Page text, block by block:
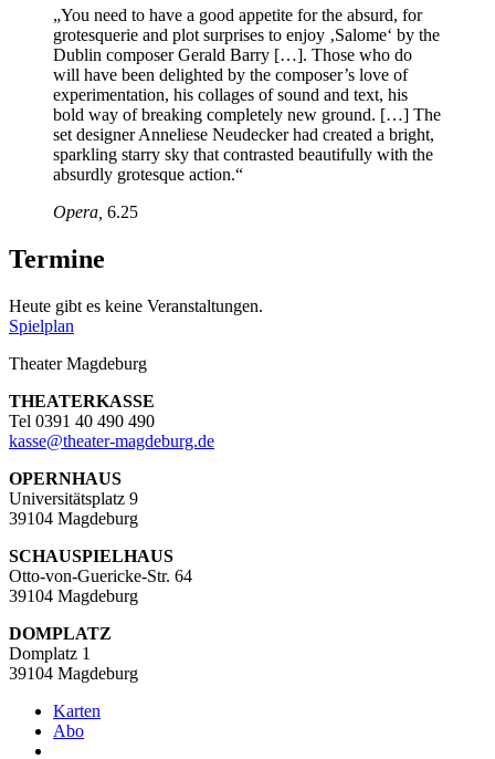
„You need to have a good appetite for the absurd, for
grotesquerie and plot surprises to enjoy ‚Salome‘ by the
Dublin composer Gerald Barry […]. Those who do
will have been delighted by the composer’s love of
experimentation, his collages of sound and text, his
bold way of breaking completely new ground. […] The
set designer Anneliese Neudecker had created a bright,
sparkling starry sky that contrasted beautifully with the
absurdly grotesque action.“
Opera, 6.25
Termine
Heute gibt es keine Veranstaltungen.
Spielplan
Theater Magdeburg
THEATERKASSE
Tel 0391 40 490 490
kasse@theater-magdeburg.de
OPERNHAUS
Universitätsplatz 9
39104 Magdeburg
SCHAUSPIELHAUS
Otto-von-Guericke-Str. 64
39104 Magdeburg
DOMPLATZ
Domplatz 1
39104 Magdeburg
Karten
Abo